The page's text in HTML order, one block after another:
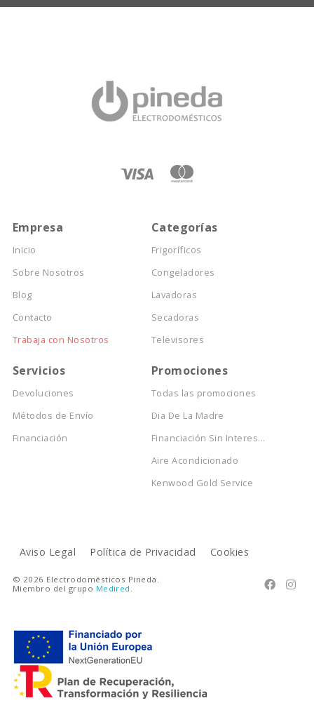
Empresa
Inicio
Sobre Nosotros
Blog
Contacto
Trabaja con Nosotros
Categorías
Frigoríficos
Congeladores
Lavadoras
Secadoras
Televisores
Servicios
Devoluciones
Métodos de Envío
Financiación
Promociones
Todas las promociones
Dia De La Madre
Financiación Sin Interes...
Aire Acondicionado
Kenwood Gold Service
Aviso Legal Política de Privacidad Cookies
 
© 2026 Electrodomésticos Pineda.
Miembro del grupo Medired